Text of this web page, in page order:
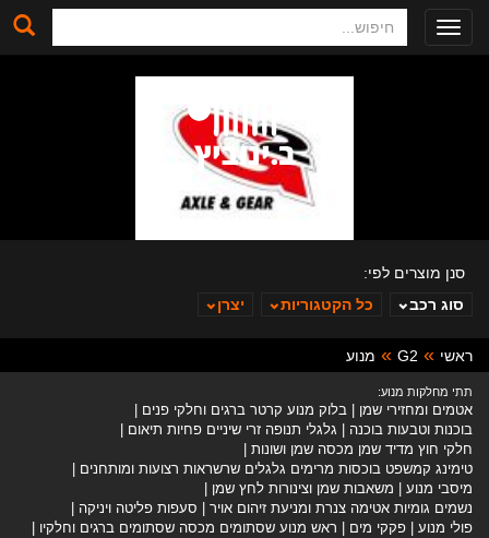
Toggle
navigation
ב. ינוביץ
סנן מוצרים לפי:
סוג רכב
כל הקטגוריות יצרן
ראשי G2 מנוע
תתי מחלקות מנוע:
אטמים ומחזירי שמן
בלוק מנוע קרטר ברגים וחלקי פנים
בוכנות וטבעות בוכנה
גלגלי תנופה זרי שיניים פחיות תיאום
חלקי חוץ מדיד שמן מכסה שמן ושונות
טימינג קמשפט בוכסות מרימים גלגלים שרשראות רצועות ומותחנים
מיסבי מנוע
משאבות שמן וצינורות לחץ שמן
נשמים גומיות אטימה צנרת ומניעת זיהום אויר
סעפות פליטה ויניקה
פולי מנוע
פקקי מים
ראש מנוע שסתומים מכסה שסתומים ברגים וחלקיו